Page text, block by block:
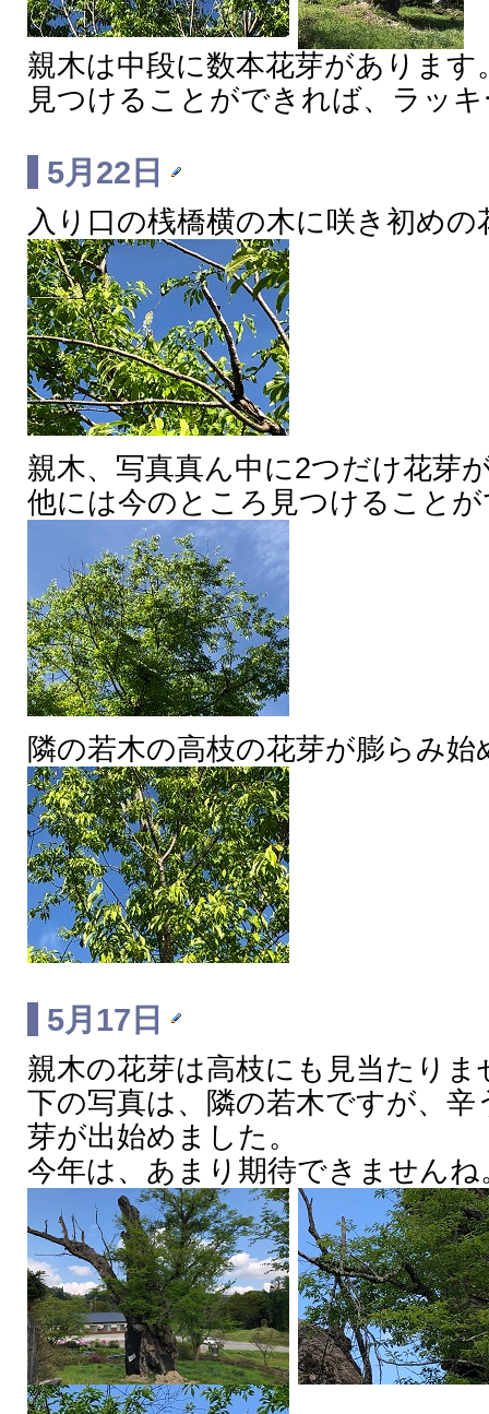
親木は中段に数本花芽があります
見つけることができれば、ラッ
5月22日
入り口の桟橋横の木に咲き初め
親木、写真真ん中に2つだけ花芽
他には今のところ見つけること
隣の若木の高枝の花芽が膨らみ始
5月17日
親木の花芽は高枝にも見当たりま
下の写真は、隣の若木ですが、
芽が出始めました。
今年は、あまり期待できませんね